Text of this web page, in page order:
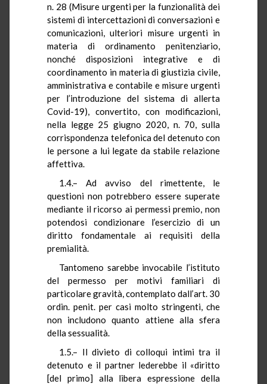
n. 28 (Misure urgenti per la funzionalità dei
sistemi di intercettazioni di conversazioni e
comunicazioni, ulteriori misure urgenti in
materia di ordinamento penitenziario,
nonché disposizioni integrative e di
coordinamento in materia di giustizia civile,
amministrativa e contabile e misure urgenti
per l’introduzione del sistema di allerta
Covid-19), convertito, con modificazioni,
nella legge 25 giugno 2020, n. 70, sulla
corrispondenza telefonica del detenuto con
le persone a lui legate da stabile relazione
affettiva.
1.4.– Ad avviso del rimettente, le
questioni non potrebbero essere superate
mediante il ricorso ai permessi premio, non
potendosi condizionare l’esercizio di un
diritto fondamentale ai requisiti della
premialità.
Tantomeno sarebbe invocabile l’istituto
del permesso per motivi familiari di
particolare gravità, contemplato dall’art. 30
ordin. penit. per casi molto stringenti, che
non includono quanto attiene alla sfera
della sessualità.
1.5.– Il divieto di colloqui intimi tra il
detenuto e il partner lederebbe il «diritto
[del primo] alla libera espressione della